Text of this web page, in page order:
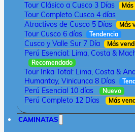
Tour Clásico a Cusco 3 Días
Tour Completo Cusco 4 días
Atractivos de Cusco 5 Días
Más
Tour Cusco 6 días Tendencia
Cusco y Valle Sur 7 Día Más
Perú Esencial: Lima, Costa &
Recomendado
Tour Inka Total: Lima, Costa &
Humantay, Vinicunca 8 Días
Perú Esencial 10 días Nuevo
Perú Completo 12 Días Más
CAMINATAS